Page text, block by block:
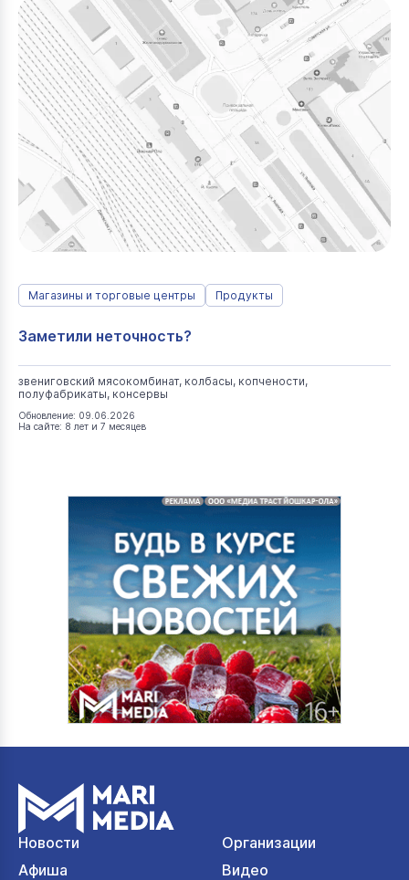
Магазины и торговые центры Продукты
Заметили неточность?
звениговский мясокомбинат, колбасы, копчености,
полуфабрикаты, консервы
Обновление: 09.06.2026
На сайте: 8 лет и 7 месяцев
Новости
Организации
Афиша
Видео